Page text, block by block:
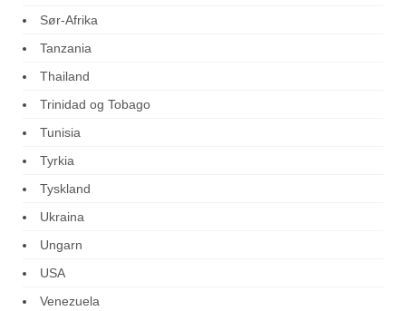
Sør-Afrika
Tanzania
Thailand
Trinidad og Tobago
Tunisia
Tyrkia
Tyskland
Ukraina
Ungarn
USA
Venezuela